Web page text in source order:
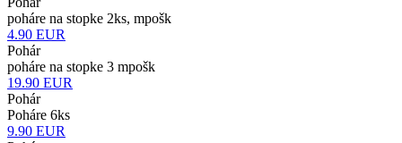
poháre na stopke 2ks, mpošk
4.90 EUR
Pohár
poháre na stopke 3 mpošk
19.90 EUR
Pohár
Poháre 6ks
9.90 EUR